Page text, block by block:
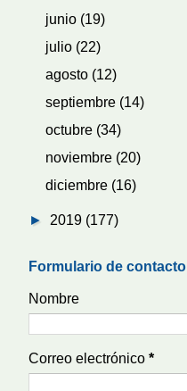
junio (19)
julio (22)
agosto (12)
septiembre (14)
octubre (34)
noviembre (20)
diciembre (16)
► 2019 (177)
Formulario de contacto
Nombre
Correo electrónico *